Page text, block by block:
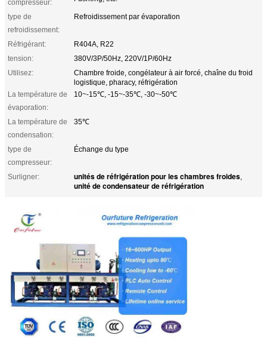
compresseur:
type de
refroidissement:
Refroidissement par évaporation
Réfrigérant:
R404A, R22
tension:
380V/3P/50Hz, 220V/1P/60Hz
Utilisez:
Chambre froide, congélateur à air forcé, chaîne du froid
logistique, pharacy, réfrigération
La température de
évaporation:
10~-15℃, -15~-35℃, -30~-50℃
La température de
condensation:
35℃
type de
compresseur:
Échange du type
Surligner: unités de réfrigération pour les chambres froides,
unité de condensateur de réfrigération